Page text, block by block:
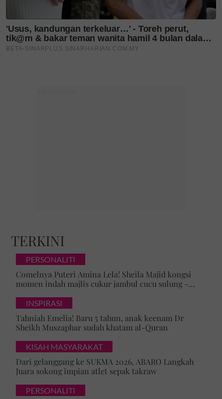
TERKINI
PERSONALITI
Comelnya Puteri Amina Lela! Sheila Majid kongsi
momen indah majlis cukur jambul cucu sulung -
INSPIRASI
Tahniah Emelia! Baru 5 tahun, anak keenam Dr
Sheikh Muszaphar sudah khatam al-Quran
KISAH MASYARAKAT
Dari gelanggang ke SUKMA 2026, ABARO Langkah
Juara sokong impian atlet sepak takraw
PERSONALITI